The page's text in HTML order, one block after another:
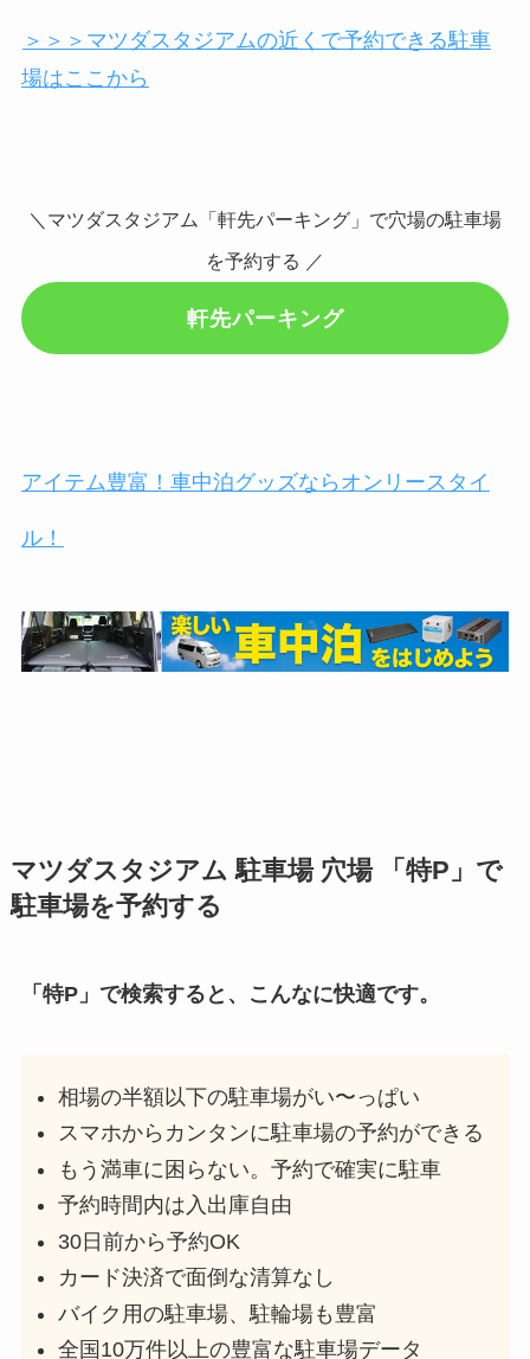
＞＞＞マツダスタジアムの近くで予約できる駐車
場はここから
＼マツダスタジアム「軒先パーキング」で穴場の駐車場
を予約する ／
軒先パーキング
アイテム豊富！車中泊グッズならオンリースタイ
ル！
マツダスタジアム 駐車場 穴場 「特P」で
駐車場を予約する
「特P」で検索すると、こんなに快適です。
相場の半額以下の駐車場がい〜っぱい
スマホからカンタンに駐車場の予約ができる
もう満車に困らない。予約で確実に駐車
予約時間内は入出庫自由
30日前から予約OK
カード決済で面倒な清算なし
バイク用の駐車場、駐輪場も豊富
全国10万件以上の豊富な駐車場データ